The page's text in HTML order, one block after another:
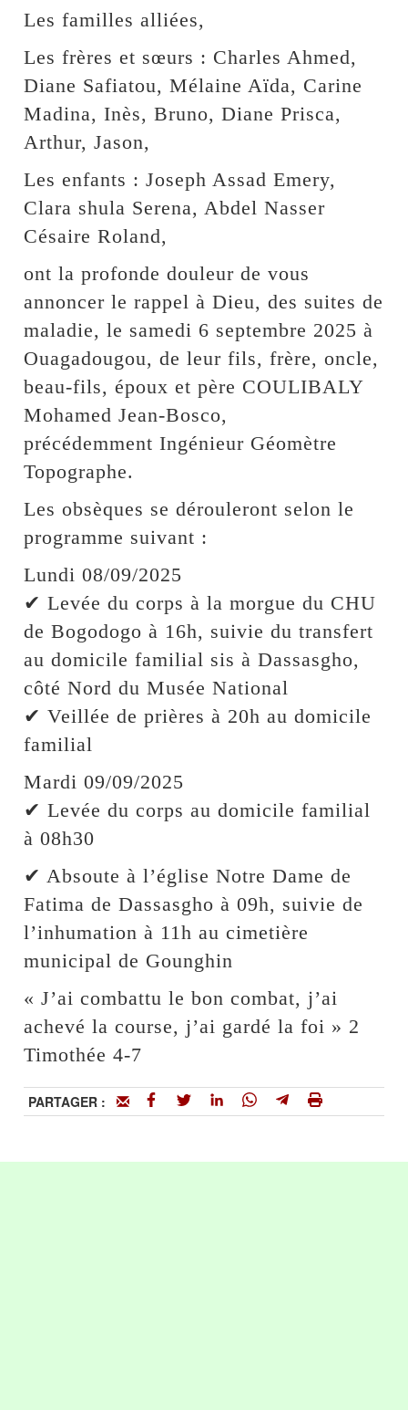
Les familles alliées,
Les frères et sœurs : Charles Ahmed,
Diane Safiatou, Mélaine Aïda, Carine
Madina, Inès, Bruno, Diane Prisca,
Arthur, Jason,
Les enfants : Joseph Assad Emery,
Clara shula Serena, Abdel Nasser
Césaire Roland,
ont la profonde douleur de vous
annoncer le rappel à Dieu, des suites de
maladie, le samedi 6 septembre 2025 à
Ouagadougou, de leur fils, frère, oncle,
beau-fils, époux et père COULIBALY
Mohamed Jean-Bosco,
précédemment Ingénieur Géomètre
Topographe.
Les obsèques se dérouleront selon le
programme suivant :
Lundi 08/09/2025
✔ Levée du corps à la morgue du CHU
de Bogodogo à 16h, suivie du transfert
au domicile familial sis à Dassasgho,
côté Nord du Musée National
✔ Veillée de prières à 20h au domicile
familial
Mardi 09/09/2025
✔ Levée du corps au domicile familial
à 08h30
✔ Absoute à l’église Notre Dame de
Fatima de Dassasgho à 09h, suivie de
l’inhumation à 11h au cimetière
municipal de Gounghin
« J’ai combattu le bon combat, j’ai
achevé la course, j’ai gardé la foi » 2
Timothée 4-7
PARTAGER :